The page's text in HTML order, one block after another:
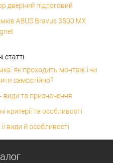
дверний підлоговий
ABUS Bravus 3500 MX
статті:
як проходить монтаж і чи
самостійно?
види та призначення
критерії та особливості
види й особливості